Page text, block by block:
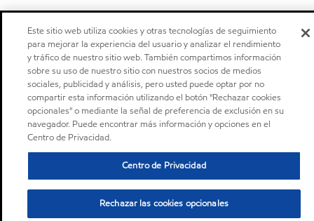
Este sitio web utiliza cookies y otras tecnologías de seguimiento
para mejorar la experiencia del usuario y analizar el rendimiento
y tráfico de nuestro sitio web. También compartimos información
sobre su uso de nuestro sitio con nuestros socios de medios
sociales, publicidad y análisis, pero usted puede optar por no
compartir esta información utilizando el botón "Rechazar cookies
opcionales" o mediante la señal de preferencia de exclusión en su
navegador. Puede encontrar más información y opciones en el
Centro de Privacidad.
Centro de Privacidad
Rechazar las cookies opcionales